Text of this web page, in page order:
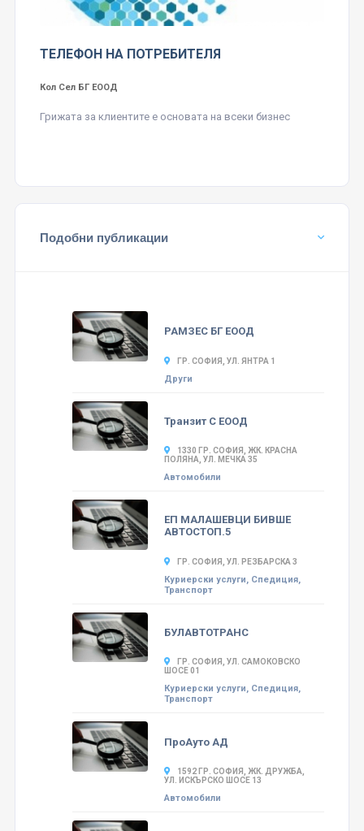
ТЕЛЕФОН НА ПОТРЕБИТЕЛЯ
Кол Сел БГ ЕООД
Грижата за клиентите е основата на всеки бизнес
Подобни публикации
РАМЗЕС БГ ЕООД
ГР. СОФИЯ, УЛ. ЯНТРА 1
Други
Транзит С ЕООД
1330 ГР. СОФИЯ, ЖК. КРАСНА
ПОЛЯНА, УЛ. МЕЧКА 35
Автомобили
ЕП МАЛАШЕВЦИ БИВШЕ
АВТОСТОП.5
ГР. СОФИЯ, УЛ. РЕЗБАРСКА 3
Куриерски услуги, Спедиция,
Транспорт
БУЛАВТОТРАНС
ГР. СОФИЯ, УЛ. САМОКОВСКО
ШОСЕ 01
Куриерски услуги, Спедиция,
Транспорт
ПроАуто АД
1592 ГР. СОФИЯ, ЖК. ДРУЖБА,
УЛ. ИСКЪРСКО ШОСЕ 13
Автомобили